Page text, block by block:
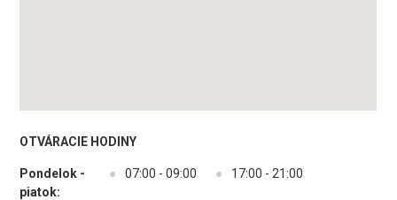
OTVÁRACIE HODINY
Pondelok -
piatok:
● 07:00 - 09:00 ● 17:00 - 21:00